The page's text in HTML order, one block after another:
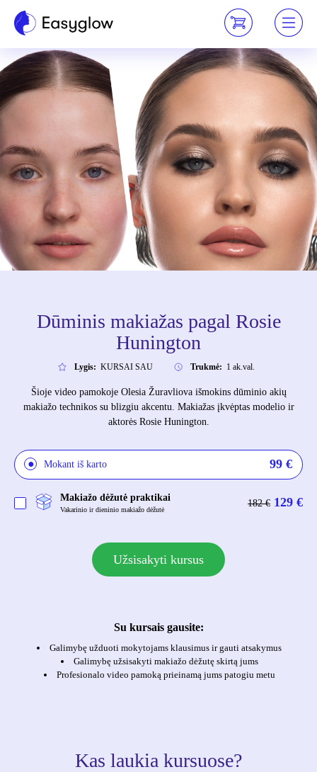
Dūminis makiažas pagal Rosie
Hunington
Lygis: KURSAI SAU Trukmė: 1 ak.val.
Šioje video pamokoje Olesia Žuravliova išmokins dūminio akių
makiažo technikos su blizgiu akcentu. Makiažas įkvėptas modelio ir
aktorės Rosie Hunington.
Mokant iš karto 99 €
Makiažo dėžutė praktikai
Vakarinio ir dieninio makiažo dėžutė
182 € 129 €
Užsisakyti kursus
Su kursais gausite:
Galimybę užduoti mokytojams klausimus ir gauti atsakymus
Galimybę užsisakyti makiažo dėžutę skirtą jums
Profesionalo video pamoką prieinamą jums patogiu metu
Kas laukia kursuose?